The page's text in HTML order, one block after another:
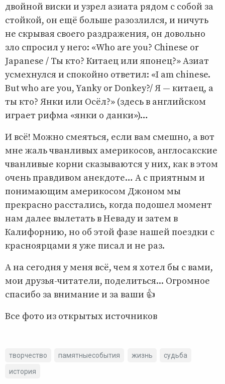
двойной виски и узрел азиата рядом с собой за
стойкой, он ещё больше разозлился, и ничуть
не скрывая своего раздражения, он довольно
зло спросил у него: «Who are you? Chinese or
Japanese / Ты кто? Китаец или японец?» Азиат
усмехнулся и спокойно ответил: «I am chinese.
But who are you, Yanky or Donkey?/ Я — китаец, а
ты кто? Янки или Осёл?» (здесь в английском
играет рифма «янки о данки»)…
И всё! Можно смеяться, если вам смешно, а вот
мне жаль чванливых америкосов, англосакские
чванливые корни сказываются у них, как в этом
очень правдивом анекдоте… А с приятным и
понимающим америкосом Джоном мы
прекрасно расстались, когда подошел момент
нам далее вылетать в Неваду и затем в
Калифорнию, но об этой фазе нашей поездки с
красноярцами я уже писал и не раз.
А на сегодня у меня всё, чем я хотел бы с вами,
мои друзья-читатели, поделиться... Огромное
спасибо за внимание и за ваши 👍
Все фото из открытых источников
творчество памятныесобытия жизнь
судьба
история